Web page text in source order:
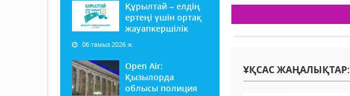
Құрылтай – елдің
ертеңі үшін ортақ
жауапкершілік
06 тамыз 2026 ж.
Open Air:
Қызылорда
облысы полиция
ҰҚСАС ЖАҢАЛЫҚТАР: